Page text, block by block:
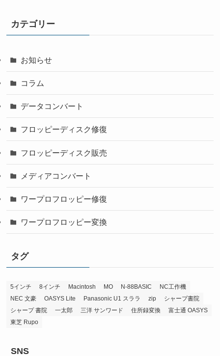
カテゴリー
お知らせ
コラム
データコンバート
フロッピーディスク修復
フロッピーディスク販売
メディアコンバート
ワープロフロッピー修復
ワープロフロッピー変換
タグ
5インチ 8インチ Macintosh MO N-88BASIC
NC工作機
NEC 文豪
OASYS Lite Panasonic U1 スララ zip
シャープ書院
シャープ 書院
一太郎 三洋 サンワード 住所録変換
富士通 OASYS
東芝 Rupo
SNS